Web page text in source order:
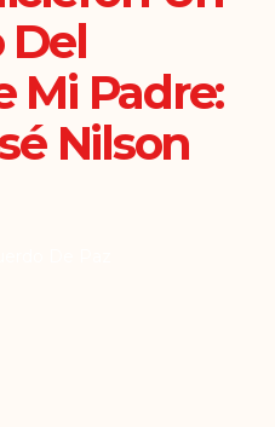
Del
Mi Padre:
Nilson